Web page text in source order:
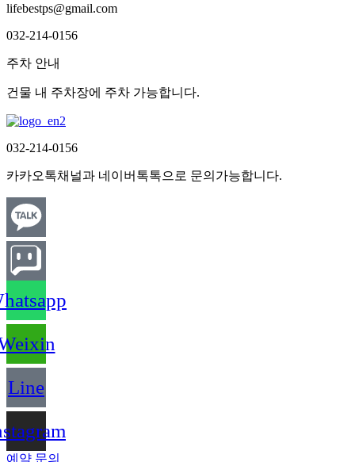
lifebestps@gmail.com
032-214-0156
주차 안내
건물 내 주차장에 주차 가능합니다.
032-214-0156
카카오톡채널과 네이버톡톡으로 문의가능합니다.
Line
예약 문의